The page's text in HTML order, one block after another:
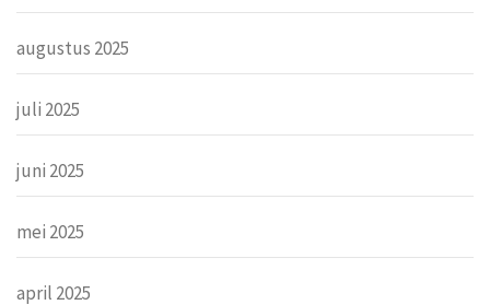
augustus 2025
juli 2025
juni 2025
mei 2025
april 2025